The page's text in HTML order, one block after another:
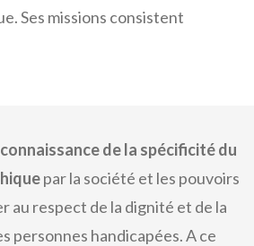
Ses missions consistent
de la spécificité du
par la société et les pouvoirs
au respect de la dignité et de la
personnes handicapées. A ce